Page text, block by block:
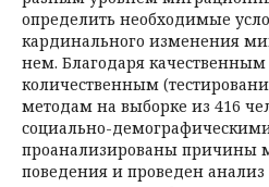
определить необходимые
кардинального изменения
нем. Благодаря
количественным
методам на выборке из 416
социально-
проанализированы причины
поведения и проведен